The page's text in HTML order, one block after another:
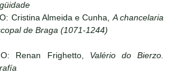
Cristina Almeida e Cunha,A chancelaria
de Braga (1071-1244)
Renan Frighetto, Valério do Bierzo.